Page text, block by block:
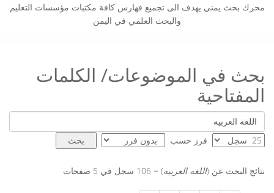
محرك بحث يمني يهدف الى تجميع فهارس كافة مكتبات مؤسسات التعليم
والبحث العلمي في اليمن
بحث في الموضوعات/ الكلمات
المفتاحية
فرز حسب
نتائج البحث عن (اللغه العربيه) = 106 سجل في 5 صفحات